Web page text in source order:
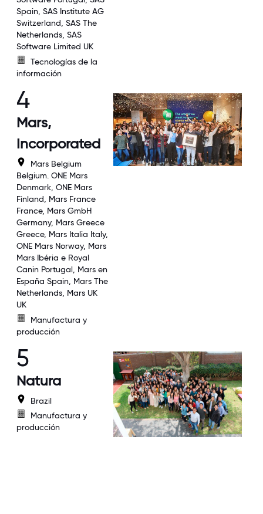
Spain, SAS Institute AG
Switzerland, SAS The
Netherlands, SAS
Software Limited UK
Tecnologías de la
información
4
Mars,
Incorporated
Mars Belgium
Belgium. ONE Mars
Denmark, ONE Mars
Finland, Mars France
France, Mars GmbH
Germany, Mars Greece
Greece, Mars Italia Italy,
ONE Mars Norway, Mars
Mars Ibéria e Royal
Canin Portugal, Mars en
España Spain, Mars The
Netherlands, Mars UK
UK
Manufactura y
producción
5
Natura
Brazil
Manufactura y
producción